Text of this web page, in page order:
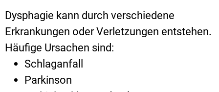
Dysphagie kann durch verschiedene
Erkrankungen oder Verletzungen entstehen.
Häufige Ursachen sind:
Schlaganfall
Parkinson